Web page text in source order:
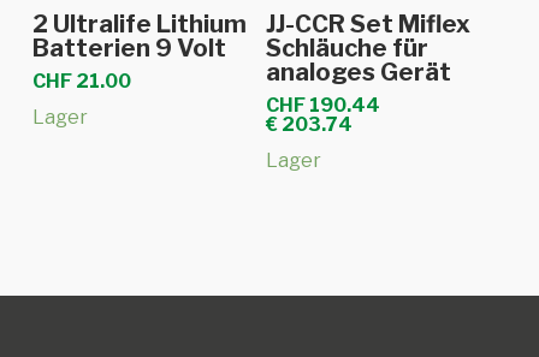
In den Warenkorb
2 Ultralife Lithium
Batterien 9 Volt
CHF21.00
Lager
In den Warenkorb
JJ-CCR Set Miflex
Schläuche für
analoges Gerät
CHF 190.44
€ 203.74
Lager